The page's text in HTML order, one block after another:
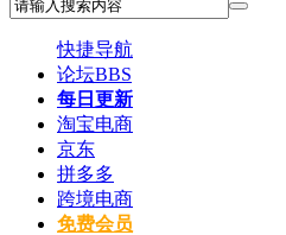
快捷导航
论坛BBS
每日更新
淘宝电商
京东
拼多多
跨境电商
免费会员